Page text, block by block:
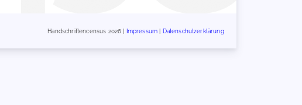
Handschriftencensus 2026 | Impressum Datenschutzerklärung